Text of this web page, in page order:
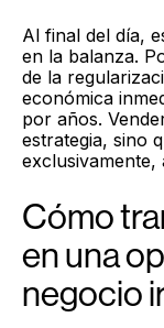
Al final del día,
en la balanza.
de la
económica
por años.
estrategia, sino
exclusivamente,
Cómo
en una
negocio